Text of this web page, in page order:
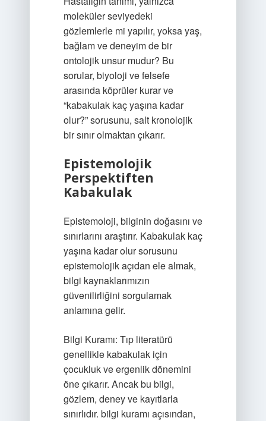
moleküler seviyedeki
gözlemlerle mi yapılır, yoksa yaş,
bağlam ve deneyim de bir
ontolojik unsur mudur? Bu
sorular, biyoloji ve felsefe
arasında köprüler kurar ve
“kabakulak kaç yaşına kadar
olur?” sorusunu, salt kronolojik
bir sınır olmaktan çıkarır.
Epistemolojik
Perspektiften
Kabakulak
Epistemoloji, bilginin doğasını ve
sınırlarını araştırır. Kabakulak kaç
yaşına kadar olur sorusunu
epistemolojik açıdan ele almak,
bilgi kaynaklarımızın
güvenilirliğini sorgulamak
anlamına gelir.
Bilgi Kuramı: Tıp literatürü
genellikle kabakulak için
çocukluk ve ergenlik dönemini
öne çıkarır. Ancak bu bilgi,
gözlem, deney ve kayıtlarla
sınırlıdır. bilgi kuramı açısından,